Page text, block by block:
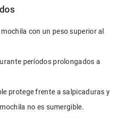
con un peso superior al
períodos prolongados a
protege frente a salpicaduras y
mochila no es sumergible.